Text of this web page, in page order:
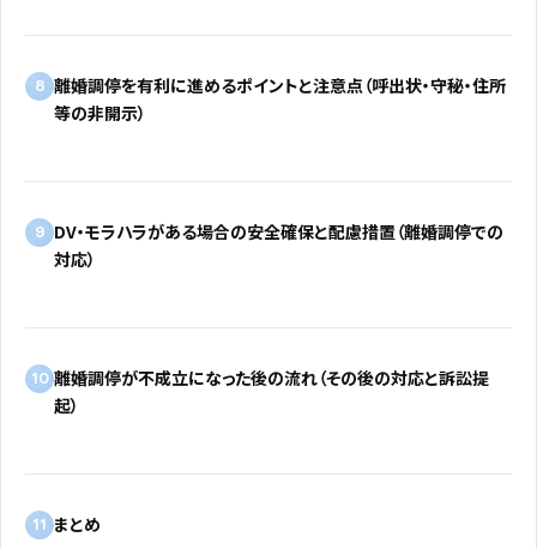
8 離婚調停を有利に進めるポイントと注意点（呼出状・守秘・住所
等の非開示）
9 DV・モラハラがある場合の安全確保と配慮措置（離婚調停での
対応）
10 離婚調停が不成立になった後の流れ（その後の対応と訴訟提
起）
11 まとめ